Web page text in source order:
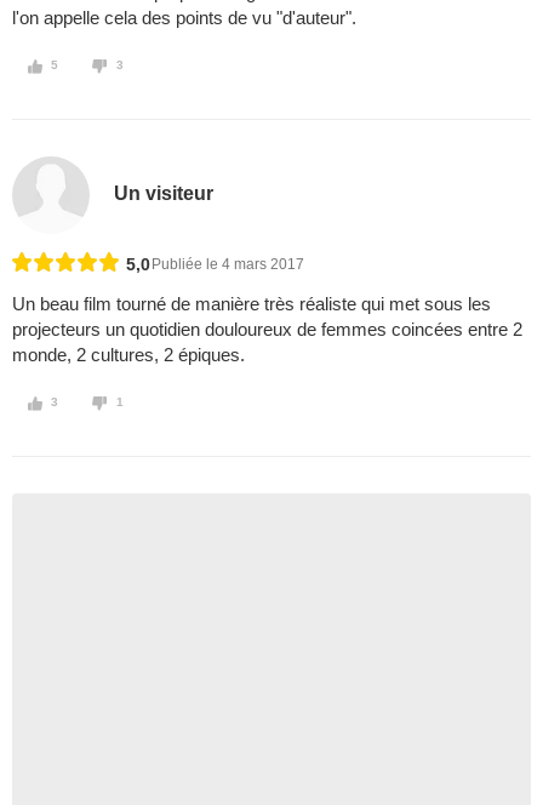
l'on appelle cela des points de vu "d'auteur".
5 3
Un visiteur
5,0 Publiée le 4 mars 2017
Un beau film tourné de manière très réaliste qui met sous les
projecteurs un quotidien douloureux de femmes coincées entre 2
monde, 2 cultures, 2 épiques.
3 1